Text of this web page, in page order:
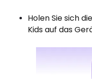
Holen Sie sich
Kids auf das